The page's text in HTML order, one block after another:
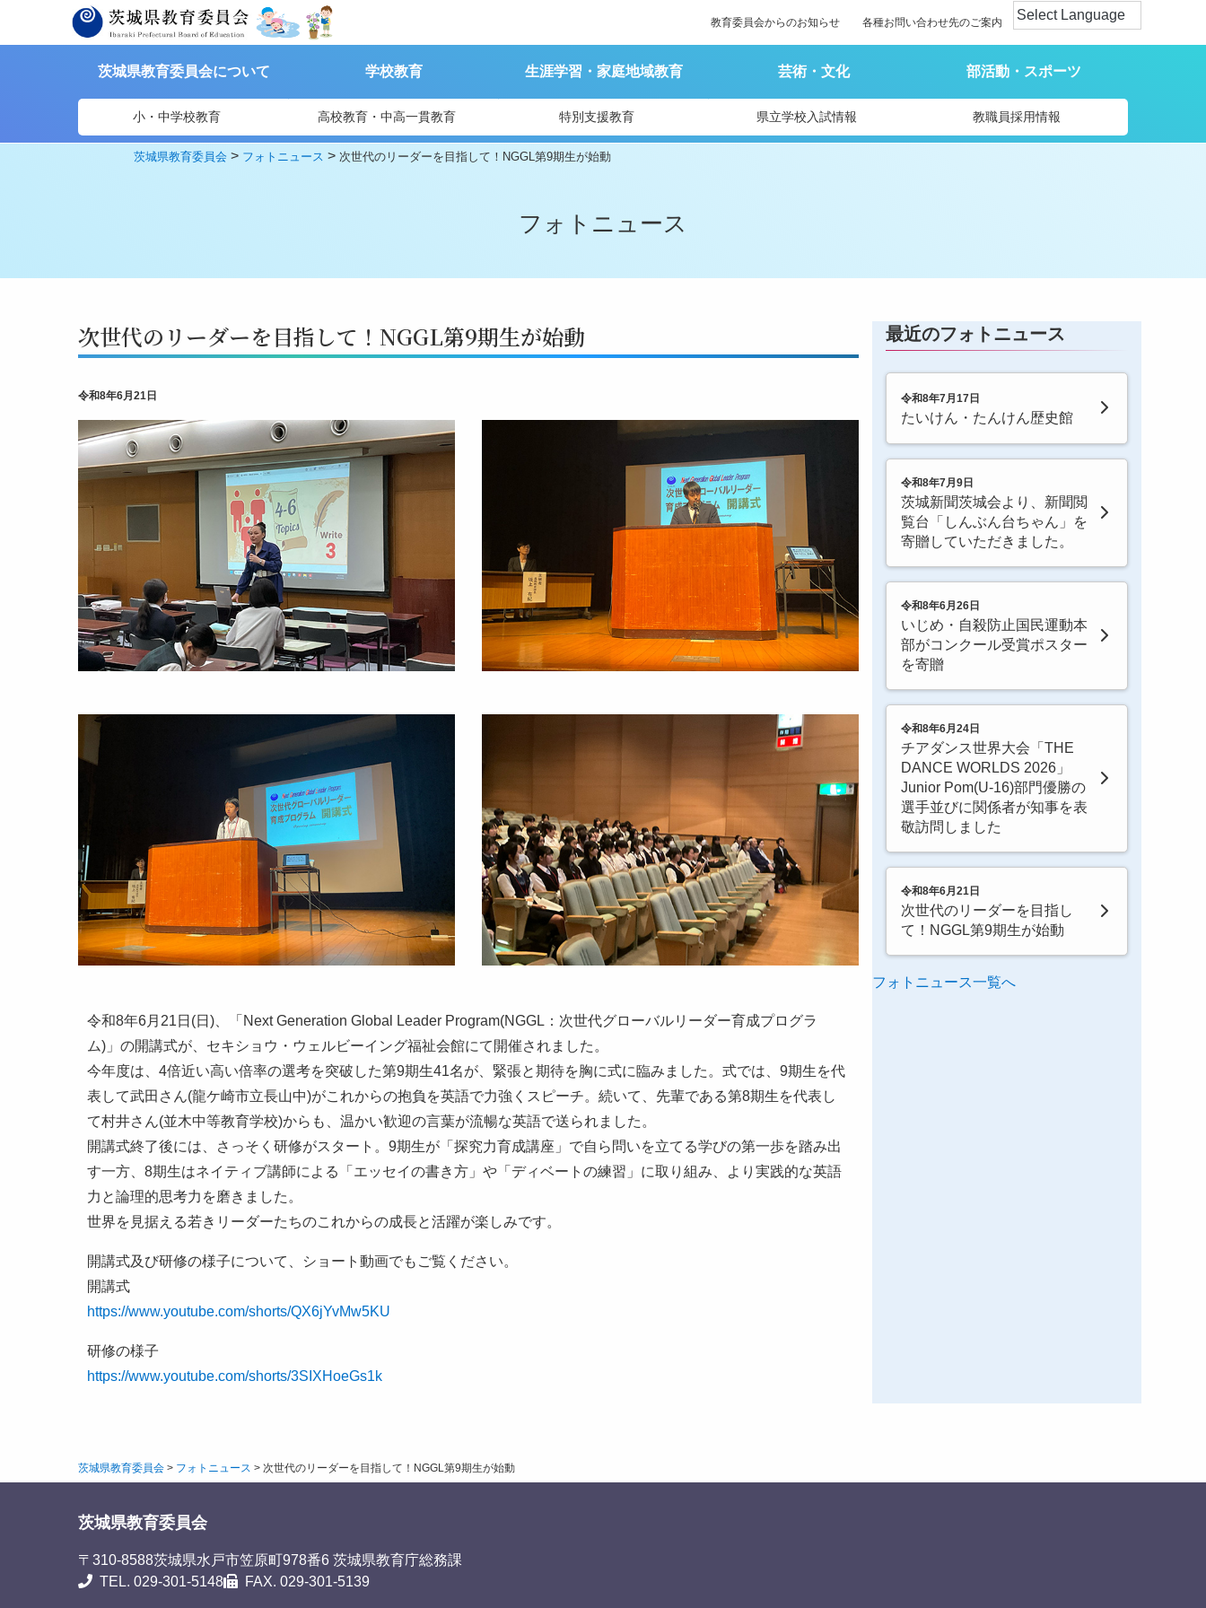
教育委員会からのお知らせ 各種お問い合わせ先のご案内
茨城県教育委員会について 学校教育 生涯学習・家庭地域教育 芸術・文化 部活動・スポーツ
小・中学校教育 高校教育・中高一貫教育 特別支援教育 県立学校入試情報 教職員採用情報
茨城県教育委員会 > フォトニュース > 次世代のリーダーを目指して！NGGL第9期生が始動
フォトニュース
次世代のリーダーを目指して！NGGL第9期生が始動
令和8年6月21日
令和8年6月21日(日)、「Next Generation Global Leader Program(NGGL：次世代グローバルリーダー育成プログラ
ム)」の開講式が、セキショウ・ウェルビーイング福祉会館にて開催されました。
今年度は、4倍近い高い倍率の選考を突破した第9期生41名が、緊張と期待を胸に式に臨みました。式では、9期生を代
表して武田さん(龍ケ崎市立長山中)がこれからの抱負を英語で力強くスピーチ。続いて、先輩である第8期生を代表し
て村井さん(並木中等教育学校)からも、温かい歓迎の言葉が流暢な英語で送られました。
開講式終了後には、さっそく研修がスタート。9期生が「探究力育成講座」で自ら問いを立てる学びの第一歩を踏み出
す一方、8期生はネイティブ講師による「エッセイの書き方」や「ディベートの練習」に取り組み、より実践的な英語
力と論理的思考力を磨きました。
世界を見据える若きリーダーたちのこれからの成長と活躍が楽しみです。
開講式及び研修の様子について、ショート動画でもご覧ください。
開講式
https://www.youtube.com/shorts/QX6jYvMw5KU
研修の様子
https://www.youtube.com/shorts/3SIXHoeGs1k
最近のフォトニュース
令和8年7月17日
たいけん・たんけん歴史館
令和8年7月9日
茨城新聞茨城会より、新聞閲
覧台「しんぶん台ちゃん」を
寄贈していただきました。
令和8年6月26日
いじめ・自殺防止国民運動本
部がコンクール受賞ポスター
を寄贈
令和8年6月24日
チアダンス世界大会「THE
DANCE WORLDS 2026」
Junior Pom(U-16)部門優勝の
選手並びに関係者が知事を表
敬訪問しました
令和8年6月21日
次世代のリーダーを目指し
て！NGGL第9期生が始動
フォトニュース一覧へ
茨城県教育委員会 > フォトニュース > 次世代のリーダーを目指して！NGGL第9期生が始動
茨城県教育委員会
〒310-8588茨城県水戸市笠原町978番6 茨城県教育庁総務課
TEL. 029-301-5148
FAX. 029-301-5139